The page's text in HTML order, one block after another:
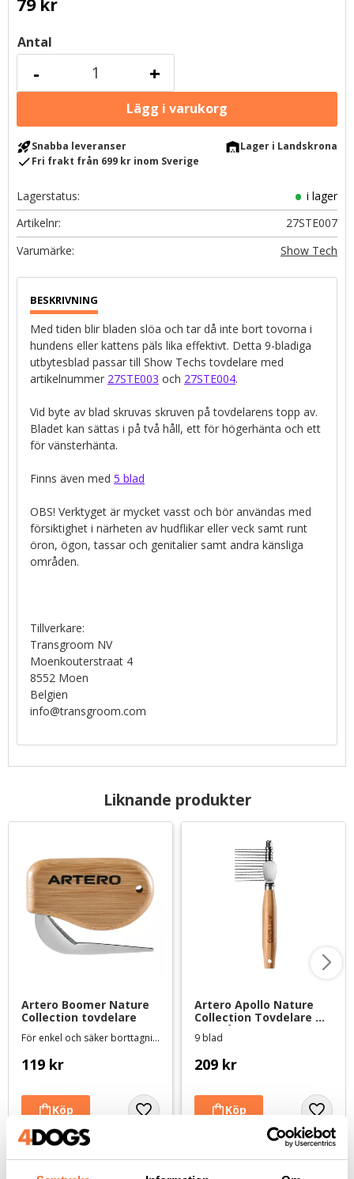
79kr
Antal
+
-
rocket_launchSnabba leveranser warehouseLager i Landskrona
checkFri frakt från 699 kr inom Sverige
Lagerstatus
i lager
Artikelnr
27STE007
Show Tech
Med tiden blir bladen slöa och tar då inte bort tovorna i
hundens eller kattens päls lika effektivt. Detta 9-bladiga
utbytesblad passar till Show Techs tovdelare med
artikelnummer 27STE003 och 27STE004.
Vid byte av blad skruvas skruven på tovdelarens topp av.
Bladet kan sättas i på två håll, ett för högerhänta och ett
för vänsterhänta.
Finns även med 5 blad
OBS! Verktyget är mycket vasst och bör användas med
försiktighet i närheten av hudflikar eller veck samt runt
öron, ögon, tassar och genitalier samt andra känsliga
områden.
Tillverkare:
Transgroom NV
Moenkouterstraat 4
8552 Moen
Belgien
info@transgroom.com
Liknande produkter
Artero Boomer Nature
Collection tovdelare
För enkel och säker borttagning av tovor
119 kr
Artero Apollo Nature
Collection Tovdelare
med långa blad
9 blad
209 kr
Andra köpte även